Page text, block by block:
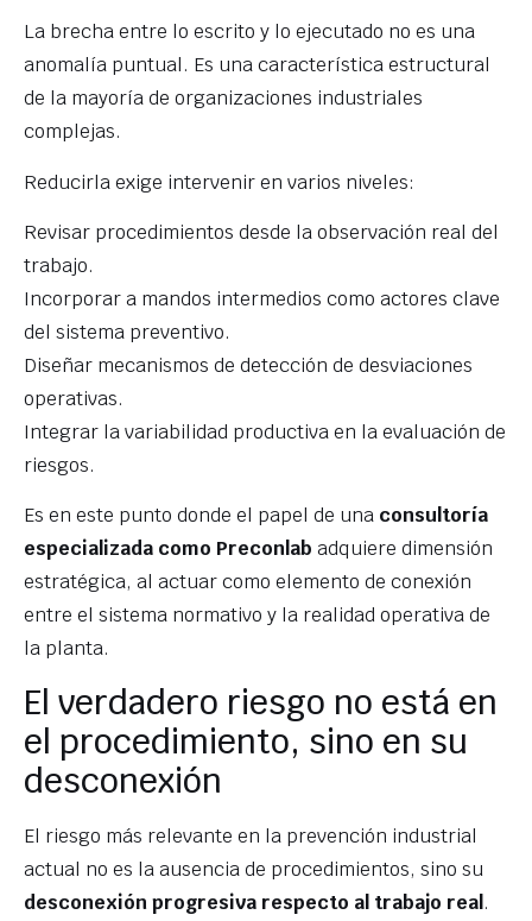
La brecha entre lo escrito y lo ejecutado no es una
anomalía puntual. Es una característica estructural
de la mayoría de organizaciones industriales
complejas.
Reducirla exige intervenir en varios niveles:
Revisar procedimientos desde la observación real del
trabajo.
Incorporar a mandos intermedios como actores clave
del sistema preventivo.
Diseñar mecanismos de detección de desviaciones
operativas.
Integrar la variabilidad productiva en la evaluación de
riesgos.
Es en este punto donde el papel de una consultoría
especializada como Preconlab adquiere dimensión
estratégica, al actuar como elemento de conexión
entre el sistema normativo y la realidad operativa de
la planta.
El verdadero riesgo no está en
el procedimiento, sino en su
desconexión
El riesgo más relevante en la prevención industrial
actual no es la ausencia de procedimientos, sino su
desconexión progresiva respecto al trabajo real.